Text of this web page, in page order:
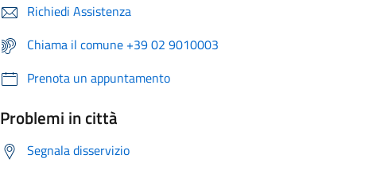
Richiedi Assistenza
Chiama il comune +39 02 9010003
Prenota un appuntamento
Problemi in città
Segnala disservizio